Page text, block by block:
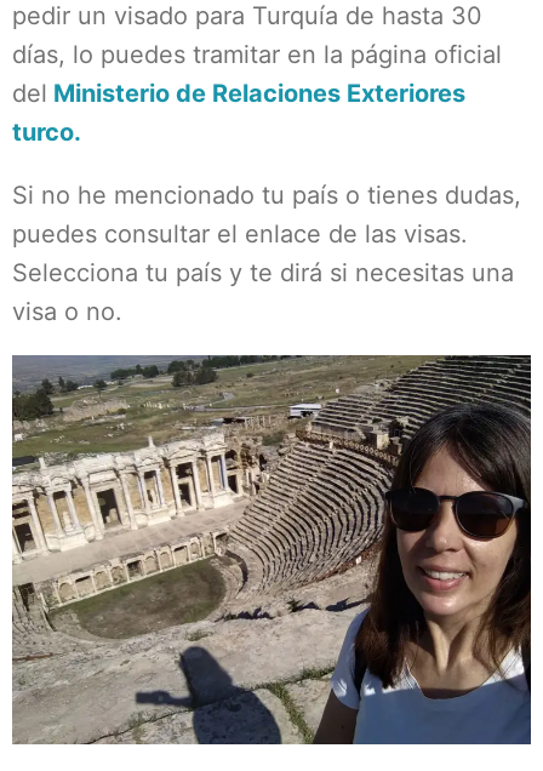
pedir un visado para Turquía de hasta 30
días, lo puedes tramitar en la página oficial
del Ministerio de Relaciones Exteriores
turco.
Si no he mencionado tu país o tienes dudas,
puedes consultar el enlace de las visas.
Selecciona tu país y te dirá si necesitas una
visa o no.